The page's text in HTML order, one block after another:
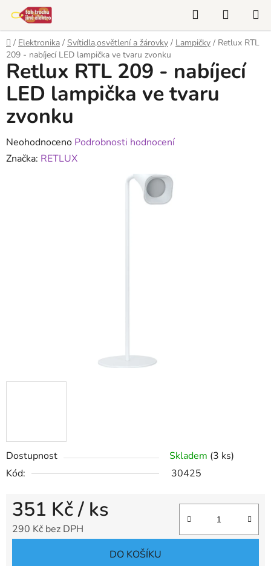
obsah
Hledat
KOŠÍK
Domů
/ Elektronika / Svítidla,osvětlení a žárovky / Lampičky / Retlux RTL
209 - nabíjecí LED lampička ve tvaru zvonku
Dostupnost Skladem (3 ks)
Kód:
30425
351 Kč/ ks
290 Kč bez DPH
DO KOŠÍKU
Retlux RTL 209 - nabíjecí
LED lampička ve tvaru
zvonku
Průměrné
hodnocení
Neohodnoceno Podrobnosti hodnocení
Značka: RETLUX